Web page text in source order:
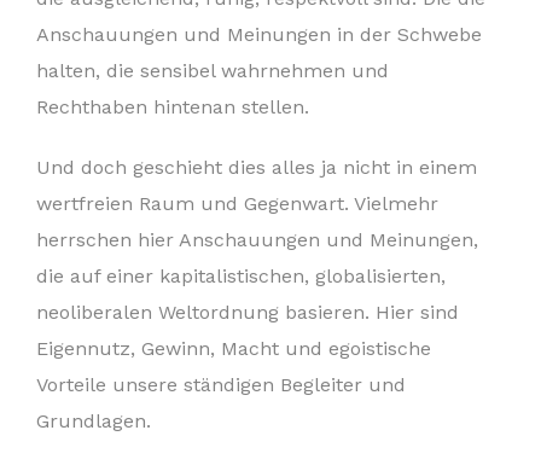
Anschauungen und Meinungen in der Schwebe
halten, die sensibel wahrnehmen und
Rechthaben hintenan stellen.
Und doch geschieht dies alles ja nicht in einem
wertfreien Raum und Gegenwart. Vielmehr
herrschen hier Anschauungen und Meinungen,
die auf einer kapitalistischen, globalisierten,
neoliberalen Weltordnung basieren. Hier sind
Eigennutz, Gewinn, Macht und egoistische
Vorteile unsere ständigen Begleiter und
Grundlagen.